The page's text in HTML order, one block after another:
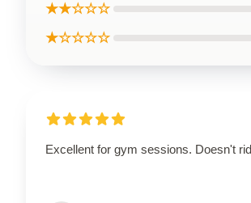
★★☆☆☆
★☆☆☆☆
Excellent for gym sessions. Doesn't